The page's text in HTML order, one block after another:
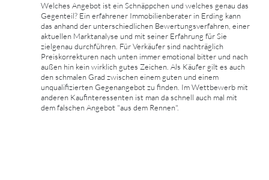
Welches Angebot ist ein Schnäppchen und welches genau das
Gegenteil? Ein erfahrener Immobilienberater in Erding kann
das anhand der unterschiedlichen Bewertungsverfahren, einer
aktuellen Marktanalyse und mit seiner Erfahrung für Sie
zielgenau durchführen. Für Verkäufer sind nachträglich
Preiskorrekturen nach unten immer emotional bitter und nach
außen hin kein wirklich gutes Zeichen. Als Käufer gilt es auch
den schmalen Grad zwischen einem guten und einem
unqualifizierten Gegenangebot zu finden. Im Wettbewerb mit
anderen Kaufinteressenten ist man da schnell auch mal mit
dem falschen Angebot "aus dem Rennen".